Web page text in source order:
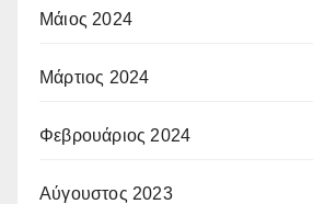
Μάιος 2024
Μάρτιος 2024
Φεβρουάριος 2024
Αύγουστος 2023